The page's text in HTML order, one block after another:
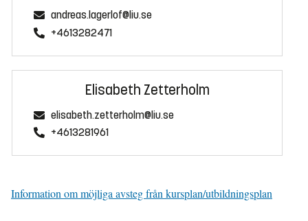
andreas.lagerlof@liu.se
+4613282471
Elisabeth Zetterholm
elisabeth.zetterholm@liu.se
+4613281961
Information om möjliga avsteg från kursplan/utbildningsplan